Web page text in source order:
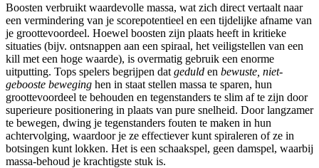
Boosten verbruikt waardevolle massa, wat zich direct vertaalt naar
een vermindering van je scorepotentieel en een tijdelijke afname van
je groottevoordeel. Hoewel boosten zijn plaats heeft in kritieke
situaties (bijv. ontsnappen aan een spiraal, het veiligstellen van een
kill met een hoge waarde), is overmatig gebruik een enorme
uitputting. Tops spelers begrijpen dat geduld en bewuste, niet-
gebooste beweging hen in staat stellen massa te sparen, hun
groottevoordeel te behouden en tegenstanders te slim af te zijn door
superieure positionering in plaats van pure snelheid. Door langzamer
te bewegen, dwing je tegenstanders fouten te maken in hun
achtervolging, waardoor je ze effectiever kunt spiraleren of ze in
botsingen kunt lokken. Het is een schaakspel, geen damspel, waarbij
massa-behoud je krachtigste stuk is.